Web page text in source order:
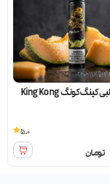
سالت طالبی کینگ کونگ King Kong
تومان
5.0